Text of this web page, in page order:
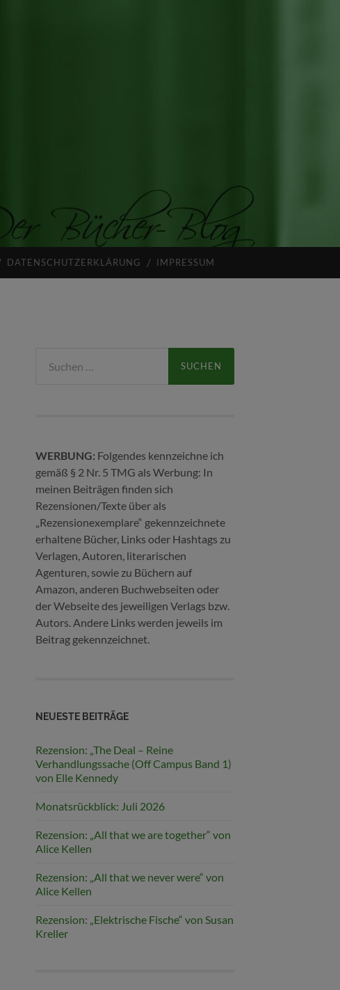
DATENSCHUTZERKLÄRUNG IMPRESSUM
nach:
WERBUNG: Folgendes kennzeichne ich
gemäß § 2 Nr. 5 TMG als Werbung: In
meinen Beiträgen finden sich
Rezensionen/Texte über als
„Rezensionexemplare“ gekennzeichnete
erhaltene Bücher, Links oder Hashtags zu
Verlagen, Autoren, literarischen
Agenturen, sowie zu Büchern auf
Amazon, anderen Buchwebseiten oder
der Webseite des jeweiligen Verlags bzw.
Autors. Andere Links werden jeweils im
Beitrag gekennzeichnet.
NEUESTE BEITRÄGE
Rezension: „The Deal – Reine
Verhandlungssache (Off Campus Band 1)
von Elle Kennedy
Monatsrückblick: Juli 2026
Rezension: „All that we are together“ von
Alice Kellen
Rezension: „All that we never were“ von
Alice Kellen
Rezension: „Elektrische Fische“ von Susan
Kreller